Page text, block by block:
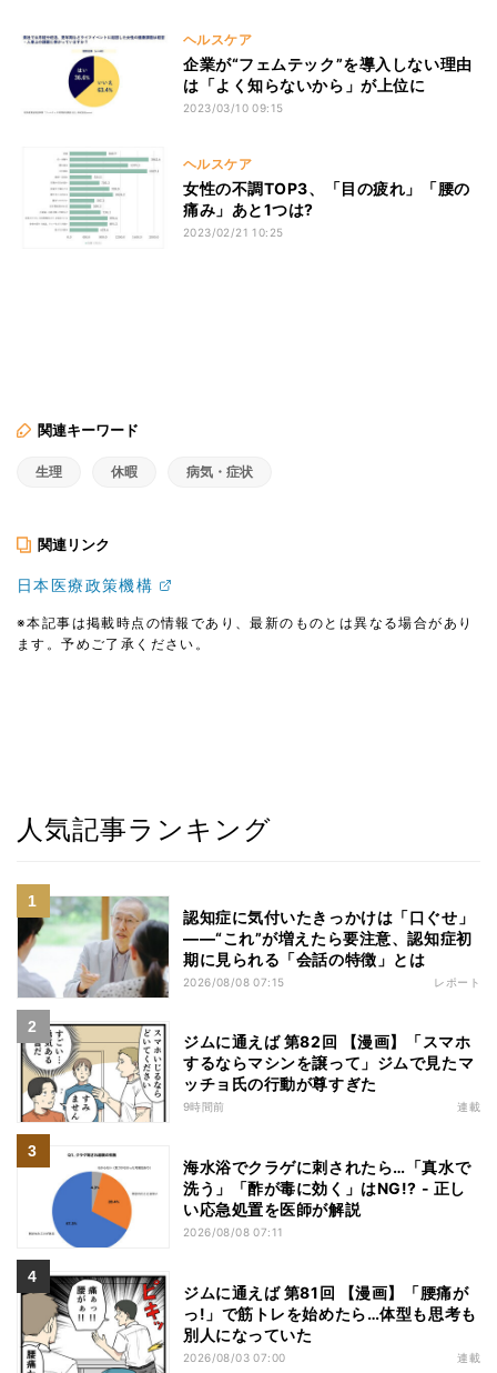
ヘルスケア
企業が“フェムテック”を導入しない理由
は「よく知らないから」が上位に
2023/03/10 09:15
ヘルスケア
女性の不調TOP3、「目の疲れ」「腰の
痛み」あと1つは?
2023/02/21 10:25
関連キーワード
生理 休暇 病気・症状
関連リンク
日本医療政策機構
※本記事は掲載時点の情報であり、最新のものとは異なる場合があり
ます。予めご了承ください。
人気記事ランキング
認知症に気付いたきっかけは「口ぐせ」
――“これ”が増えたら要注意、認知症初
期に見られる「会話の特徴」とは
2026/08/08 07:15 レポート
ジムに通えば 第82回 【漫画】「スマホ
するならマシンを譲って」ジムで見たマ
ッチョ氏の行動が尊すぎた
9時間前 連載
海水浴でクラゲに刺されたら…「真水で
洗う」「酢が毒に効く」はNG!? - 正し
い応急処置を医師が解説
2026/08/08 07:11
ジムに通えば 第81回 【漫画】「腰痛が
っ!」で筋トレを始めたら…体型も思考も
別人になっていた
2026/08/03 07:00 連載